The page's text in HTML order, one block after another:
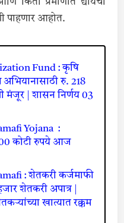
किती प्रमाणात द्यायची
पाहणार आहोत.
Fund : कृषि
अभियानासाठी रु. 218
मंजूर | शासन निर्णय 03
Yojana :
कोटी रुपये आज
: शेतकरी कर्जमाफी
शेतकरी अपात्र |
खात्यात रक्कम